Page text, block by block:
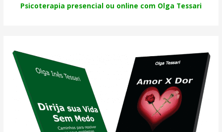
Psicoterapia presencial ou online com Olga Tessari